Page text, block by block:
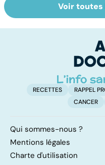
HPV : tout savoir
sur les
Voir toutes
RECETTES RAPPEL
CANCER
Qui sommes-nous ?
Mentions légales
Charte d'utilisation